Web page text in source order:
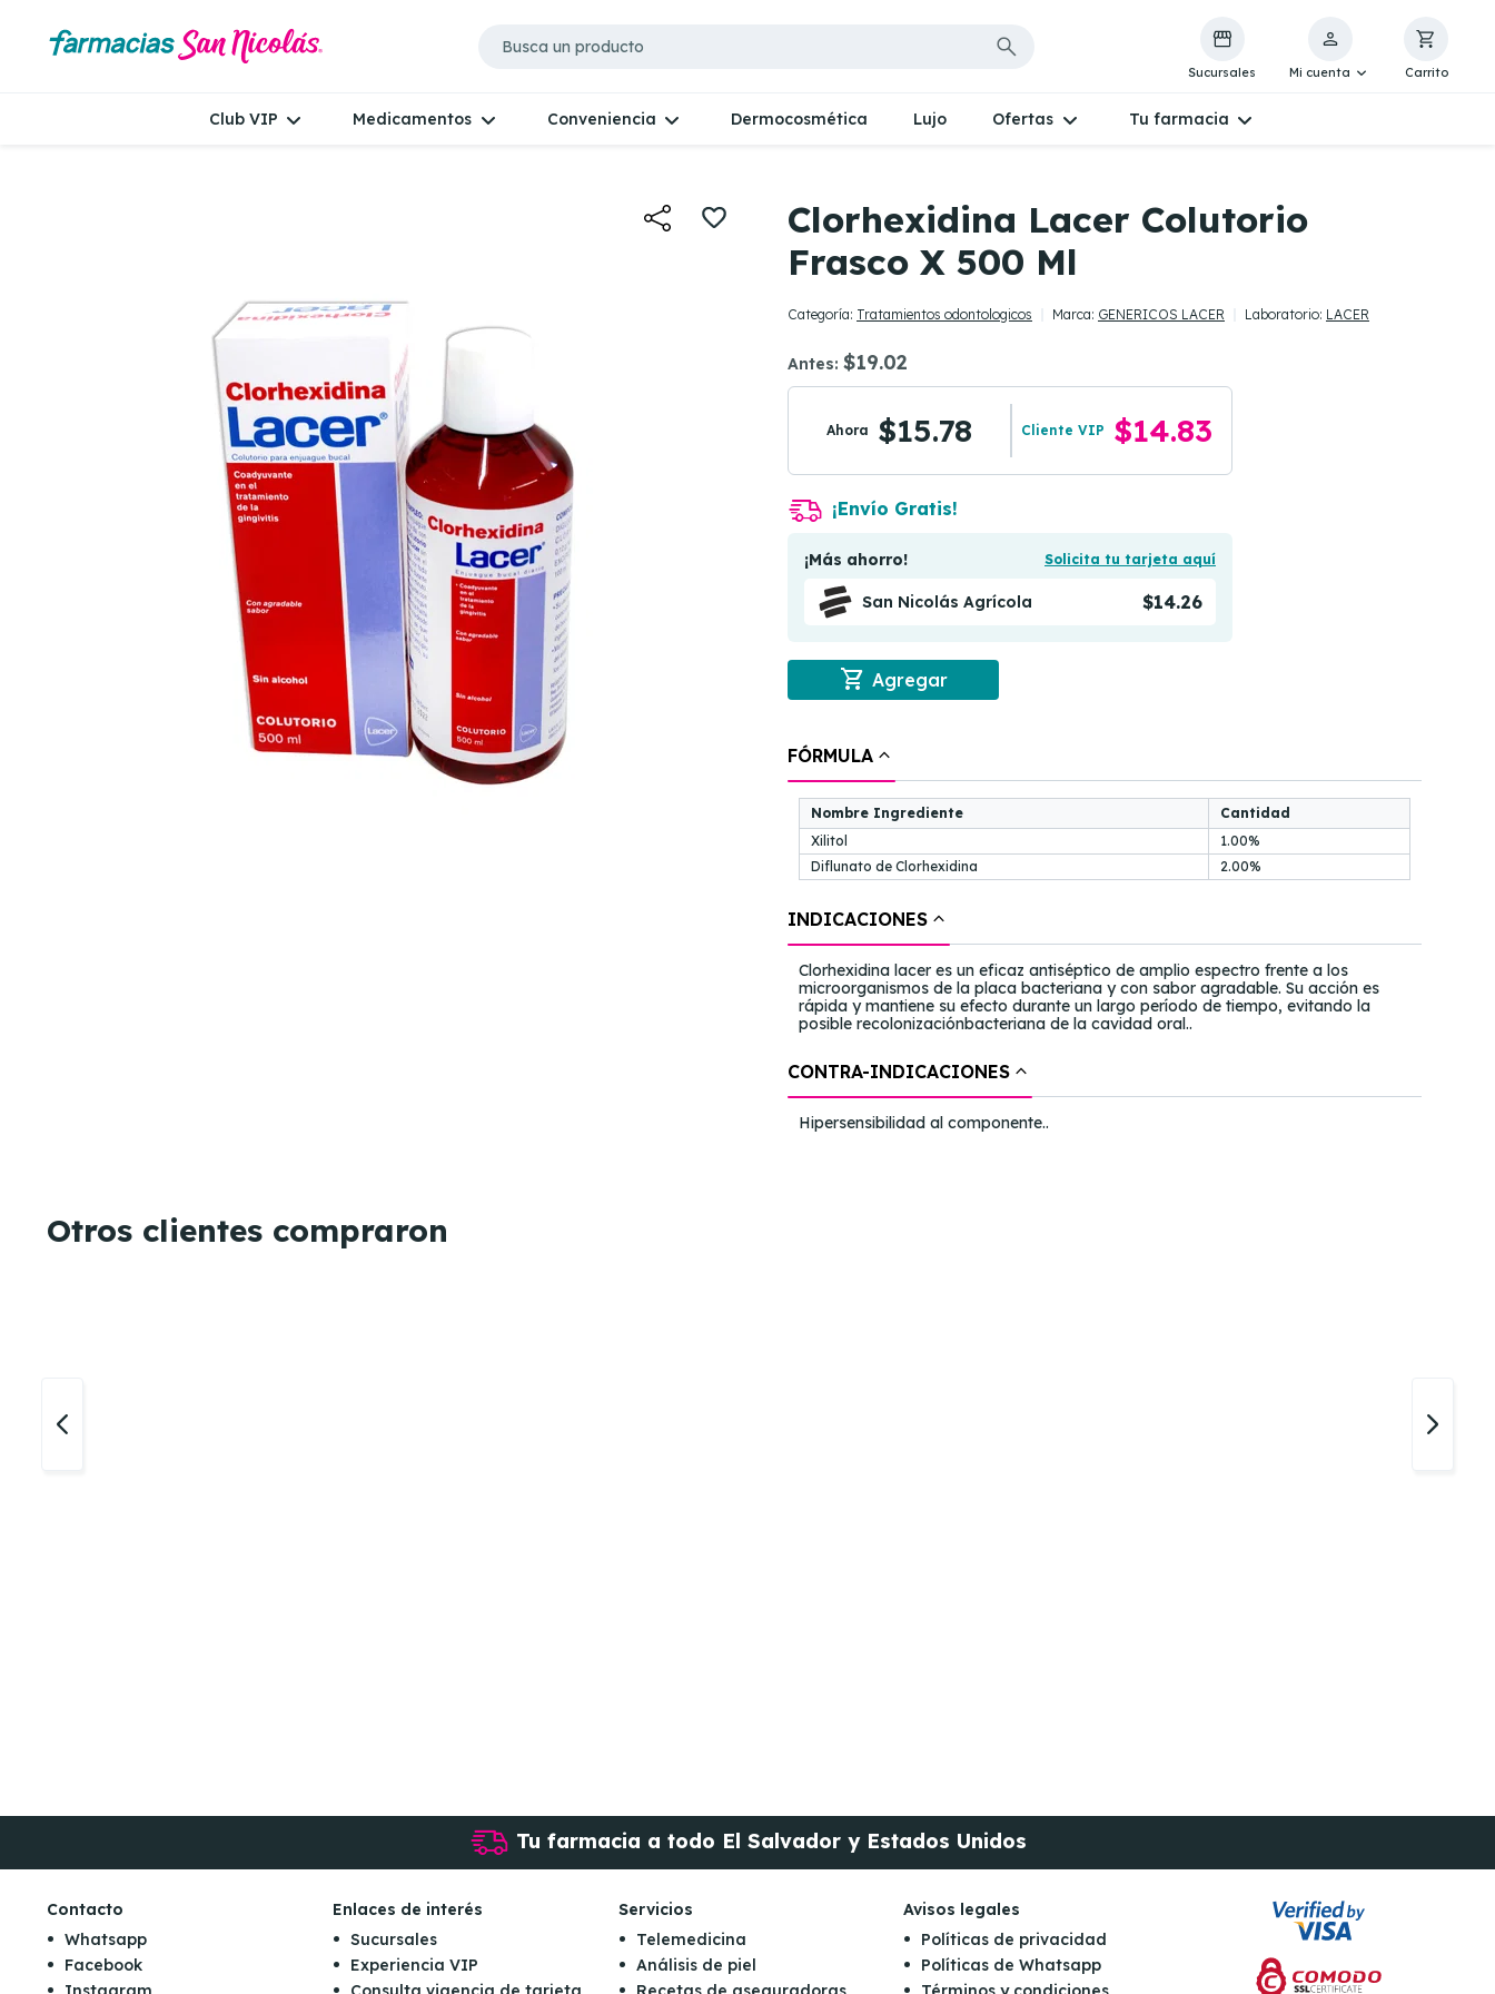
Sucursales Mi cuenta Carrito
Club VIP Medicamentos Conveniencia Dermocosmética Lujo Ofertas Tu farmacia
Clorhexidina Lacer Colutorio
Frasco X 500 Ml
Categoría: Tratamientos odontologicos Marca: GENERICOS LACER Laboratorio: LACER
Antes: $19.02
Ahora $15.78 Cliente VIP $14.83
¡Envío Gratis!
¡Más ahorro! Solicita tu tarjeta aquí
San Nicolás Agrícola $14.26
shopping_cart Agregar
FÓRMULA
Nombre Ingrediente
Cantidad
Xilitol
1.00%
Diflunato de Clorhexidina
2.00%
INDICACIONES
Clorhexidina lacer es un eficaz antiséptico de amplio espectro frente a los
microorganismos de la placa bacteriana y con sabor agradable. Su acción es
rápida y mantiene su efecto durante un largo período de tiempo, evitando la
posible recolonizaciónbacteriana de la cavidad oral..
CONTRA-INDICACIONES
Hipersensibilidad al componente..
Otros clientes compraron
Tu farmacia a todo El Salvador y Estados Unidos
Contacto
Whatsapp
Facebook
Enlaces de interés
Sucursales
Experiencia VIP
Servicios
Telemedicina
Análisis de piel
Avisos legales
Políticas de privacidad
Políticas de Whatsapp